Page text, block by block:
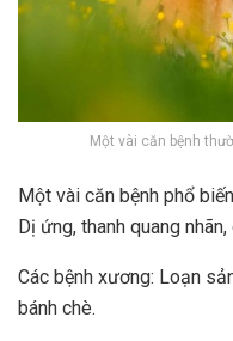
Một vài căn bệnh
Một vài căn bệnh phổ
Dị ứng, thanh quang
Các bệnh xương: Loạn
bánh chè.